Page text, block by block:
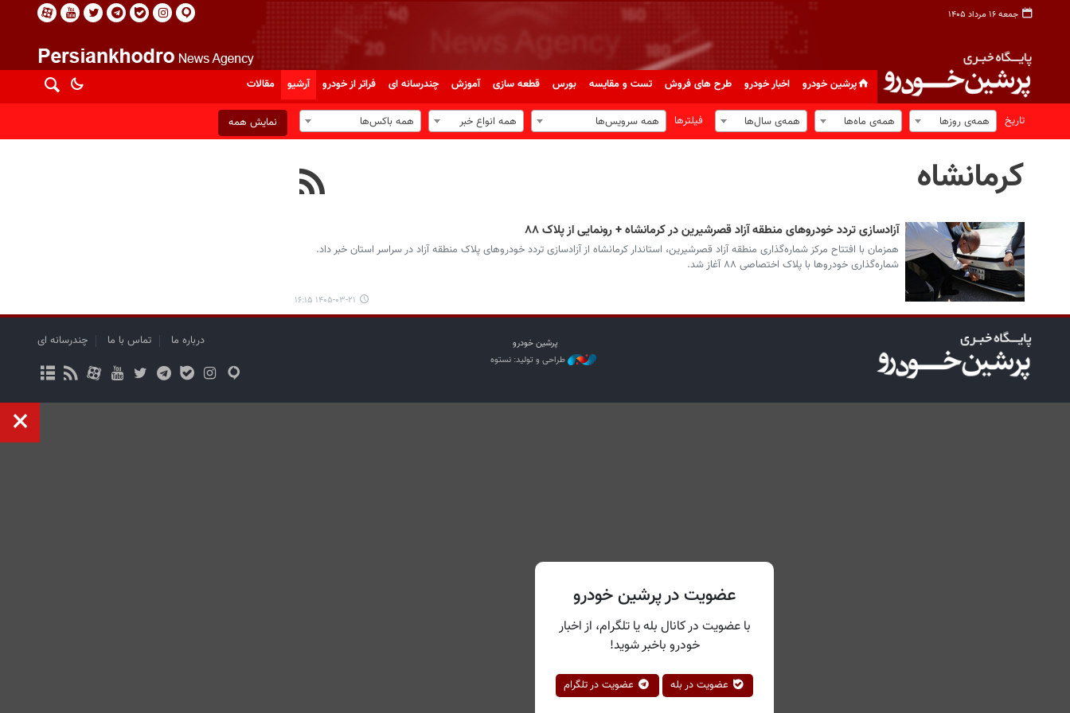
جمعه ۱۶ مرداد ۱۴۰۵
پرشین خودرو اخبار خودرو طرح های فروش تست و مقایسه بورس قطعه سازی آموزش چندرسانه ای فراتر از خودرو آرشیو مقالات
تاریخ همه‌ی روزها همه‌ی ماه‌ها همه‌ی سال‌ها فیلترها همه سرویس‌ها همه انواع خبر همه باکس‌ها نمایش همه
کرمانشاه
آزادسازی تردد خودروهای منطقه آزاد قصرشیرین در کرمانشاه + رونمایی از پلاک ۸۸
همزمان با افتتاح مرکز شماره‌گذاری منطقه آزاد قصرشیرین، استاندار کرمانشاه از آزادسازی تردد خودروهای پلاک منطقه آزاد در سراسر استان خبر داد.
شماره‌گذاری خودروها با پلاک اختصاصی ۸۸ آغاز شد.
۱۴۰۵-۰۳-۲۱ ۱۶:۱۵
پرشین خودرو
طراحی و تولید: نستوه
درباره ما تماس با ما چندرسانه ای
عضویت در پرشین خودرو
با عضویت در کانال بله یا تلگرام، از اخبار
خودرو باخبر شوید!
عضویت در بله عضویت در تلگرام